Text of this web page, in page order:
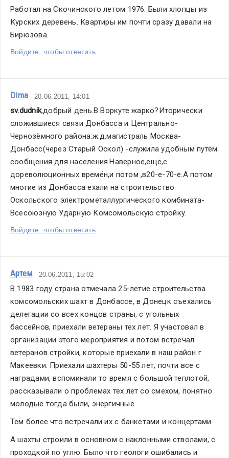
Работал на Скочинского летом 1976. Были хлопцы из
Курских деревень. Квартиры им почти сразу давали на
Бирюзова.
Войдите, чтобы ответить
Dima 20.06.2011, 14:01
sv.dudnik,добрый день.В Воркуте жарко?Иторически
сложившиеся связи Донбасса и Центрально-
Чернозёмного района:ж.д.магистраль Москва-
Донбасс(через Старый Оскол) -служила удобным путём
сообщения для населения.Наверное,ещё,с
дореволюционных времён,и потом ,в20-е-70-е.А потом
многие из Донбасса ехали на строительство
Оскольского электрометаллургического комбината-
Всесоюзную Ударную Комсомольскую стройку.
Войдите, чтобы ответить
Артем 20.06.2011, 15:02
В 1983 году страна отмечала 25-летие строительства
комсомольских шахт в Донбассе, в Донецк съехались
делегации со всех концов страны, с угольных
бассейнов, приехали ветераны тех лет. Я участовал в
организации этого мероприятия и потом встречал
ветеранов стройки, которые приехали в наш район г.
Макеевки. Приехали шахтеры 50-55 лет, почти все с
наградами, вспоминали то время с большой теплотой,
рассказывали о проблемах тех лет со смехом, понятно
молодые тогда были, энергичные.
Тем более что встречали их с банкетами и концертами.
А шахты строили в основном с наклонными стволами, с
проходкой по углю. Было что геологи ошибались и